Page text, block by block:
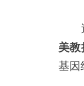
美教
基因